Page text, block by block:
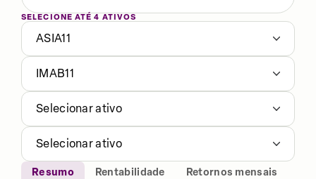
SELECIONE ATÉ 4 ATIVOS
ASIA11
IMAB11
Selecionar ativo
Selecionar ativo
Resumo Rentabilidade
Retornos mensais